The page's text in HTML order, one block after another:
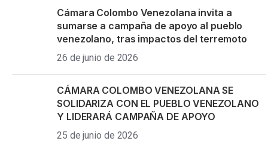
Cámara Colombo Venezolana invita a
sumarse a campaña de apoyo al pueblo
venezolano, tras impactos del terremoto
26 de junio de 2026
CÁMARA COLOMBO VENEZOLANA SE
SOLIDARIZA CON EL PUEBLO VENEZOLANO
Y LIDERARÁ CAMPAÑA DE APOYO
25 de junio de 2026